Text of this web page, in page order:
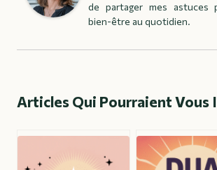
de partager mes astuces
bien-être au quotidien.
Articles Qui Pourraient Vous